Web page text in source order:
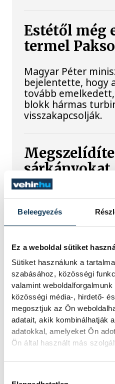
Beleegyezés
Ez a weboldal sütiket
Sütiket használunk a
szabásához, közösségi
valamint
közösségi média-, hirdető-
megosztjuk az Ön
adatait, akik kombinálhatják
adatokkal, amelyeket Ön
Ön által használt más
Estétől még
termel
Magyar Péter
bejelentette, hogy
tovább
blokk hármas
visszakapcsolják.
sárkányokat
A dobok ritmusára
sétány előtti
Sportrégiója 2026
Kupán civil, céges,
belügyi egységek
vízen.
Baka
államfőnek
parlamenti
Baka Andrást, a